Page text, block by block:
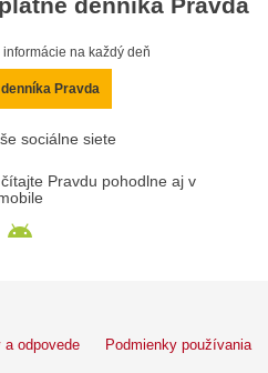
na každý deň
Pravda
sociálne siete
Pravdu pohodlne aj v
a odpovede Podmienky používania